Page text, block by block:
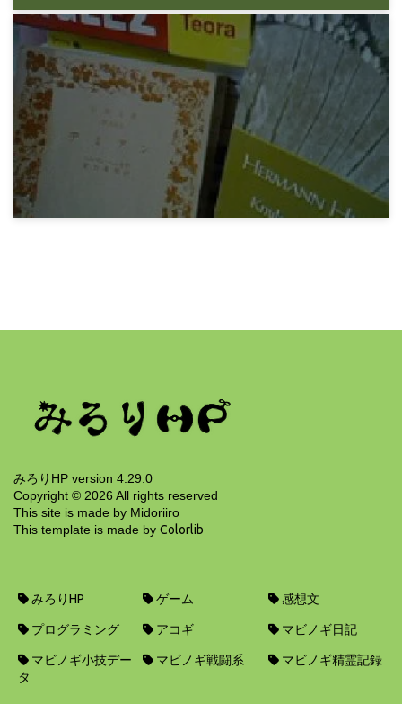
感想文
千松信也『ぼくは猟師になった』
11年前
11年前
みろりHP version 4.29.0
Copyright © 2026 All rights reserved
This site is made by Midoriiro
This template is made by Colorlib
みろりHP ゲーム 感想文
プログラミング アコギ マビノギ日記
マビノギ小技デー
タ
マビノギ戦闘系 マビノギ精霊記録